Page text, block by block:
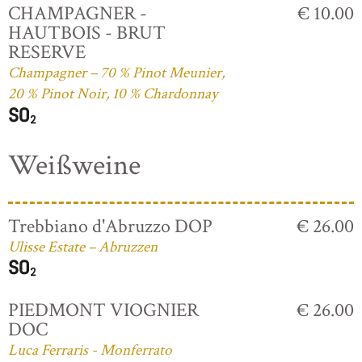
CHAMPAGNER -
HAUTBOIS - BRUT
RESERVE
Champagner – 70 % Pinot Meunier,
20 % Pinot Noir, 10 % Chardonnay
€ 10.00
Weißweine
Trebbiano d'Abruzzo DOP
Ulisse Estate – Abruzzen
€ 26.00
PIEDMONT VIOGNIER
DOC
Luca Ferraris - Monferrato
€ 26.00